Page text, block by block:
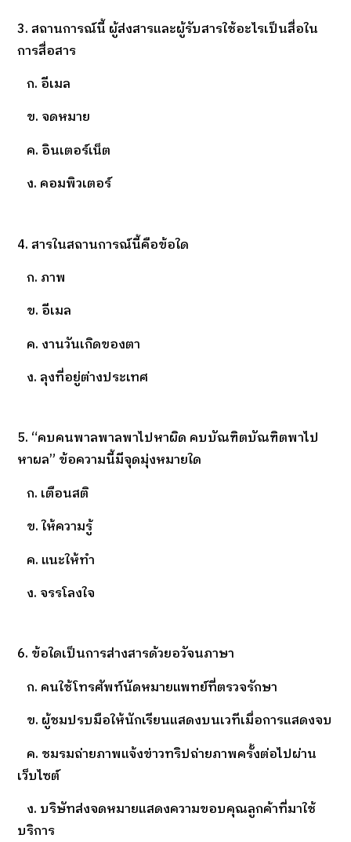
3. สถานการณ์นี้ ผู้ส่งสารและผู้รับสารใช้อะไรเป็นสื่อใน
การสื่อสาร
ก. อีเมล
ข. จดหมาย
ค. อินเตอร์เน็ต
ง. คอมพิวเตอร์
4. สารในสถานการณ์นี้คือข้อใด
ก. ภาพ
ข. อีเมล
ค. งานวันเกิดของตา
ง. ลุงที่อยู่ต่างประเทศ
5. “คบคนพาลพาลพาไปหาผิด คบบัณฑิตบัณฑิตพาไป
หาผล” ข้อความนี้มีจุดมุ่งหมายใด
ก. เตือนสติ
ข. ให้ความรู้
ค. แนะให้ทำ
ง. จรรโลงใจ
6. ข้อใดเป็นการส่างสารด้วยอวัจนภาษา
ก. คนใช้โทรศัพท์นัดหมายแพทย์ที่ตรวจรักษา
ข. ผู้ชมปรบมือให้นักเรียนแสดงบนเวทีเมื่อการแสดงจบ
ค. ชมรมถ่ายภาพแจ้งข่าวทริปถ่ายภาพครั้งต่อไปผ่าน
เว็บไซต์
ง. บริษัทส่งจดหมายแสดงความขอบคุณลูกค้าที่มาใช้
บริการ